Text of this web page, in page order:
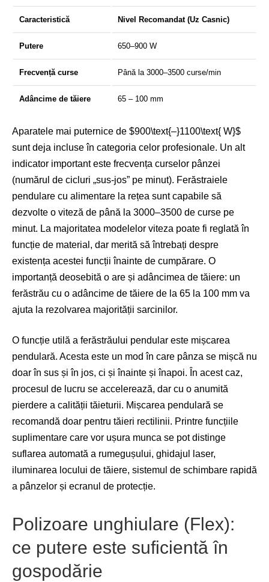
Caracteristică Nivel Recomandat (Uz Casnic)
Putere 650–900 W
Frecvență curse Până la 3000–3500 curse/min
Adâncime de tăiere 65 – 100 mm
Aparatele mai puternice de $900\text{–}1100\text{ W}$
sunt deja incluse în categoria celor profesionale. Un alt
indicator important este frecvența curselor pânzei
(numărul de cicluri „sus-jos” pe minut). Ferăstraiele
pendulare cu alimentare la rețea sunt capabile să
dezvolte o viteză de până la 3000–3500 de curse pe
minut. La majoritatea modelelor viteza poate fi reglată în
funcție de material, dar merită să întrebați despre
existența acestei funcții înainte de cumpărare. O
importanță deosebită o are și adâncimea de tăiere: un
ferăstrău cu o adâncime de tăiere de la 65 la 100 mm va
ajuta la rezolvarea majorității sarcinilor.
O funcție utilă a ferăstrăului pendular este mișcarea
pendulară. Acesta este un mod în care pânza se mișcă nu
doar în sus și în jos, ci și înainte și înapoi. În acest caz,
procesul de lucru se accelerează, dar cu o anumită
pierdere a calității tăieturii. Mișcarea pendulară se
recomandă doar pentru tăieri rectilinii. Printre funcțiile
suplimentare care vor ușura munca se pot distinge
suflarea automată a rumegușului, ghidajul laser,
iluminarea locului de tăiere, sistemul de schimbare rapidă
a pânzelor și ecranul de protecție.
Polizoare unghiulare (Flex):
ce putere este suficientă în
gospodărie